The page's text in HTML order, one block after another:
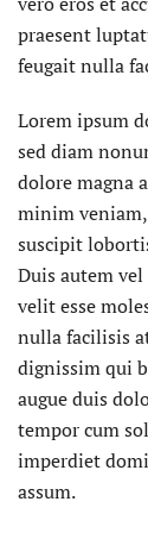
praesent
feugait nulla
Lorem ipsum
sed diam
dolore magna
minim
suscipit
Duis autem
velit esse
nulla facilisis
dignissim qui
augue duis
tempor cum
imperdiet
assum.